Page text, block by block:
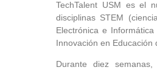
TechTalent USM es el
disciplinas STEM
Electrónica e
Innovación en
Durante diez